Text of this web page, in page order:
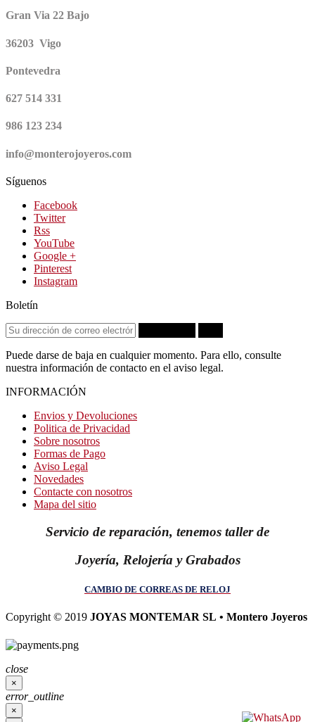
Gran Via 22 Bajo
36203 Vigo
Pontevedra
627 514 331
986 123 234
info@monterojoyeros.com
Síguenos
Facebook
Twitter
Rss
YouTube
Google +
Pinterest
Instagram
Boletín
Puede darse de baja en cualquier momento. Para ello, consulte
nuestra información de contacto en el aviso legal.
INFORMACIÓN
Envios y Devoluciones
Politica de Privacidad
Sobre nosotros
Formas de Pago
Aviso Legal
Novedades
Contacte con nosotros
Mapa del sitio
Servicio de reparación, tenemos taller de
Joyería, Relojería y Grabados
CAMBIO DE CORREAS DE RELOJ
Copyright © 2019 JOYAS MONTEMAR SL • Montero Joyeros
close
×
error_outline
×